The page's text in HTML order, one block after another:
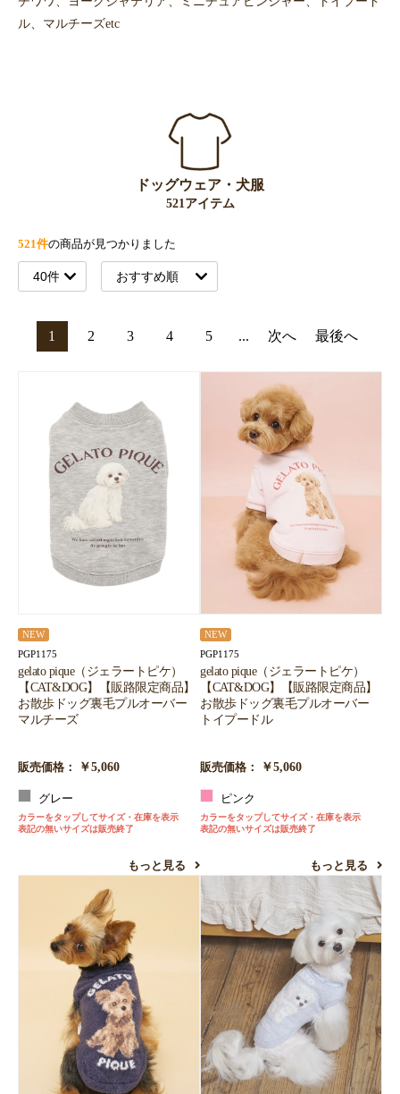
ル、マルチーズetc
ドッグウェア・犬服
521アイテム
521件の商品が見つかりました
1 2 3 4 5 ... 次へ 最後へ
NEW
PGP1175
gelato pique（ジェラートピケ）
【CAT&DOG】【販路限定商品】
お散歩ドッグ裏毛プルオーバー
マルチーズ
販売価格： ￥5,060
グレー
カラーをタップしてサイズ・在庫を表示
表記の無いサイズは販売終了
もっと見る
NEW
PGP1175
gelato pique（ジェラートピケ）
【CAT&DOG】【販路限定商品】
お散歩ドッグ裏毛プルオーバー
トイプードル
販売価格： ￥5,060
ピンク
カラーをタップしてサイズ・在庫を表示
表記の無いサイズは販売終了
もっと見る